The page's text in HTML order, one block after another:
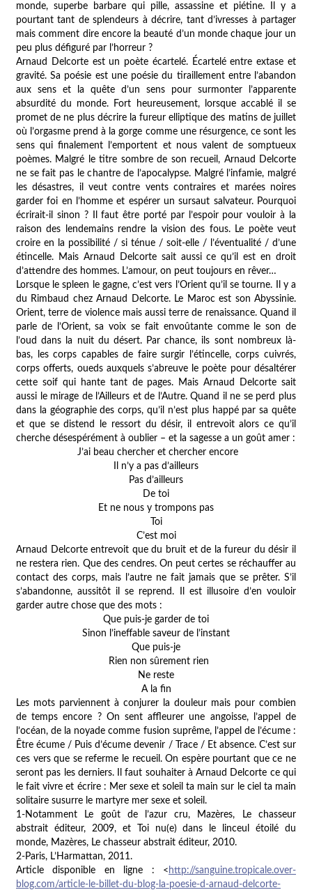
monde, superbe barbare qui pille, assassine et piétine. Il y a
pourtant tant de splendeurs à décrire, tant d’ivresses à partager
mais comment dire encore la beauté d’un monde chaque jour un
peu plus défiguré par l’horreur ?
Arnaud Delcorte est un poète écartelé. Écartelé entre extase et
gravité. Sa poésie est une poésie du tiraillement entre l’abandon
aux sens et la quête d’un sens pour surmonter l’apparente
absurdité du monde. Fort heureusement, lorsque accablé il se
promet de ne plus décrire la fureur elliptique des matins de juillet
où l’orgasme prend à la gorge comme une résurgence, ce sont les
sens qui finalement l’emportent et nous valent de somptueux
poèmes. Malgré le titre sombre de son recueil, Arnaud Delcorte
ne se fait pas le chantre de l’apocalypse. Malgré l’infamie, malgré
les désastres, il veut contre vents contraires et marées noires
garder foi en l’homme et espérer un sursaut salvateur. Pourquoi
écrirait-il sinon ? Il faut être porté par l’espoir pour vouloirà la
raison des lendemains rendre la vision des fous. Le poète veut
croire en
la possibilité / si ténue / soit-elle / l’éventualité / d’une
étincelle. Mais Arnaud Delcorte sait aussi ce qu’il est en droit
d’attendre des hommes. L’amour, on peut toujours en rêver…
Lorsque le spleen le gagne, c’est vers l’Orient qu’il se tourne. Il y a
du Rimbaud chez Arnaud Delcorte. Le Maroc est son Abyssinie.
Orient, terre de violence mais aussi terre de renaissance. Quand il
parle de l’Orient, sa voix se fait envoûtante comme le son de
l’oud dans la nuit du désert. Par chance, ils sont nombreux là-
bas, les corps capables de faire surgir l’étincelle, corps cuivrés,
corps offerts, oueds auxquels s’abreuve le poète pour désaltérer
cette soif qui hante tant de pages. Mais Arnaud Delcorte sait
aussi le mirage de l’Ailleurs et de l’Autre. Quand il ne se perd plus
dans la géographie des corps, qu’il n’est plus happé par sa quête
et que se distend le ressort du désir, il entrevoit alors ce qu’il
cherche désespérément à oublier – et la sagesse a un goût amer :
J’ai beau chercher et chercher encore
Il n’y a pas d’ailleurs
Pas d’ailleurs
De toi
Et ne nous y trompons pas
Toi
C’est moi
Arnaud Delcorte entrevoit que du bruit et de la fureur du désir il
ne restera rien. Que des cendres. On peut certes se réchauffer au
contact des corps, mais l’autre ne fait jamais que se prêter. S’il
s’abandonne, aussitôt il se reprend. Il est illusoire d’en vouloir
garder autre chose que des mots :
Que puis-je garder de toi
Sinon l’ineffable saveur de l’instant
Que puis-je
Rien non sûrement rien
Ne reste
A la fin
Les mots parviennent à conjurer la douleur mais pour combien
de temps encore ? On sent affleurer une angoisse, l’appel de
l’océan, de la noyade comme fusion suprême, l’appel de l’écume :
Être écume / Puis d’écume devenir / Trace / Et absence. C’est sur
ces vers que se referme le recueil. On espère pourtant que ce ne
seront pas les derniers. Il faut souhaiter à Arnaud Delcorte ce qui
le fait vivre et écrire : Mer sexe et soleil ta main sur le ciel ta main
solitaire susurre le martyre mer sexe et soleil .
1-Notamment
Le goût de l’azur cru, Mazères, Le chasseur
abstrait éditeur, 2009, et
Toi nu(e) dans le linceul étoilé du
monde, Mazères, Le chasseur abstrait éditeur, 2010.
2-Paris, L’Harmattan, 2011.
Article disponible en ligne : < http://sanguine.tropicale.over-
blog.com/article-le-billet-du-blog-la-poesie-d-arnaud-delcorte-